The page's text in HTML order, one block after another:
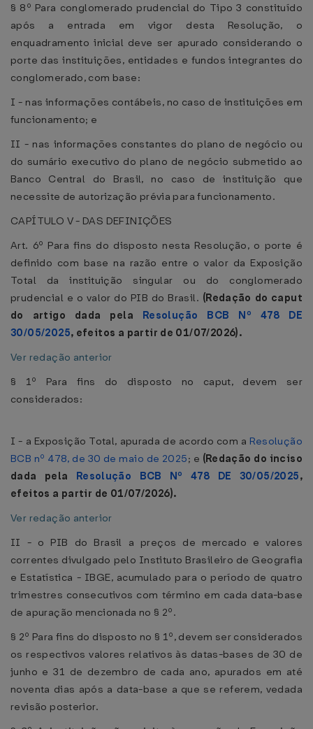
§ 8º Para conglomerado prudencial do Tipo 3 constituído
após a entrada em vigor desta Resolução, o
enquadramento inicial deve ser apurado considerando o
porte das instituições, entidades e fundos integrantes do
conglomerado, com base:
I - nas informações contábeis, no caso de instituições em
funcionamento; e
II - nas informações constantes do plano de negócio ou
do sumário executivo do plano de negócio submetido ao
Banco Central do Brasil, no caso de instituição que
necessite de autorização prévia para funcionamento.
CAPÍTULO V - DAS DEFINIÇÕES
Art. 6º Para fins do disposto nesta Resolução, o porte é
definido com base na razão entre o valor da Exposição
Total da instituição singular ou do conglomerado
prudencial e o valor do PIB do Brasil. (Redação do caput
do artigo dada pela Resolução BCB Nº 478 DE
30/05/2025, efeitos a partir de 01/07/2026).
Ver redação anterior
§ 1º Para fins do disposto no caput, devem ser
considerados:
I - a Exposição Total, apurada de acordo com a Resolução
BCB nº 478, de 30 de maio de 2025; e (Redação do inciso
dada pela Resolução BCB Nº 478 DE 30/05/2025,
efeitos a partir de 01/07/2026).
Ver redação anterior
II - o PIB do Brasil a preços de mercado e valores
correntes divulgado pelo Instituto Brasileiro de Geografia
e Estatística - IBGE, acumulado para o período de quatro
trimestres consecutivos com término em cada data-base
de apuração mencionada no § 2º.
§ 2º Para fins do disposto no § 1º, devem ser considerados
os respectivos valores relativos às datas-bases de 30 de
junho e 31 de dezembro de cada ano, apurados em até
noventa dias após a data-base a que se referem, vedada
revisão posterior.